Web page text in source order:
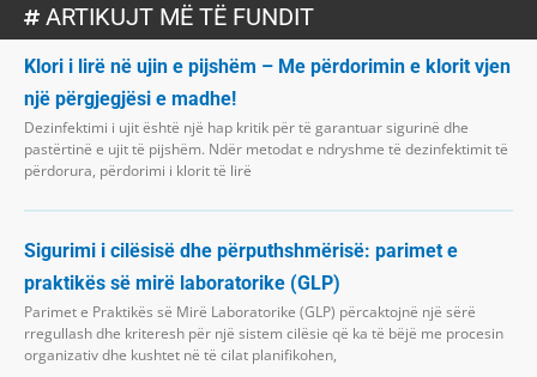
ARTIKUJT MË TË FUNDIT
Klori i lirë në ujin e pijshëm – Me përdorimin e klorit vjen
një përgjegjësi e madhe!
Dezinfektimi i ujit është një hap kritik për të garantuar sigurinë dhe
pastërtinë e ujit të pijshëm. Ndër metodat e ndryshme të dezinfektimit të
përdorura, përdorimi i klorit të lirë
Sigurimi i cilësisë dhe përputhshmërisë: parimet e
praktikës së mirë laboratorike (GLP)
Parimet e Praktikës së Mirë Laboratorike (GLP) përcaktojnë një sërë
rregullash dhe kriteresh për një sistem cilësie që ka të bëjë me procesin
organizativ dhe kushtet në të cilat planifikohen,